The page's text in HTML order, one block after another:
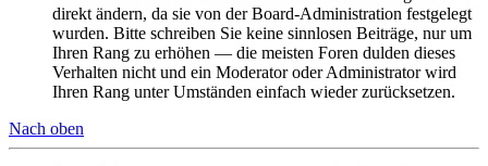
direkt ändern, da sie von der Board-Administration festgelegt
wurden. Bitte schreiben Sie keine sinnlosen Beiträge, nur um
Ihren Rang zu erhöhen — die meisten Foren dulden dieses
Verhalten nicht und ein Moderator oder Administrator wird
Ihren Rang unter Umständen einfach wieder zurücksetzen.
Nach oben